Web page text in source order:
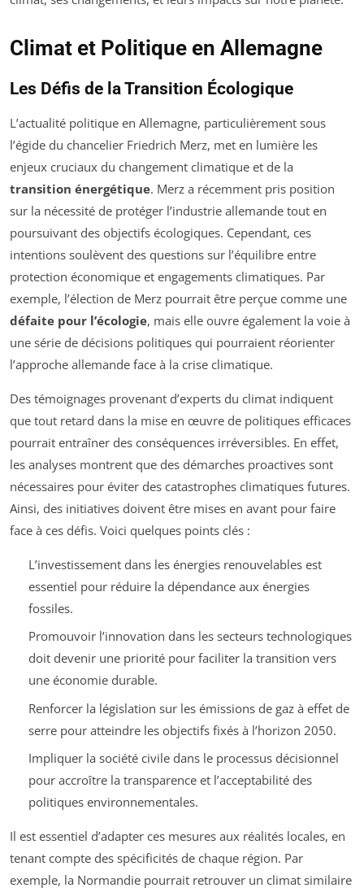
Climat et Politique en Allemagne
Les Défis de la Transition Écologique
L’actualité politique en Allemagne, particulièrement sous
l’égide du chancelier Friedrich Merz, met en lumière les
enjeux cruciaux du changement climatique et de la
transition énergétique. Merz a récemment pris position
sur la nécessité de protéger l’industrie allemande tout en
poursuivant des objectifs écologiques. Cependant, ces
intentions soulèvent des questions sur l’équilibre entre
protection économique et engagements climatiques. Par
exemple, l’élection de Merz pourrait être perçue comme une
défaite pour l’écologie, mais elle ouvre également la voie à
une série de décisions politiques qui pourraient réorienter
l’approche allemande face à la crise climatique.
Des témoignages provenant d’experts du climat indiquent
que tout retard dans la mise en œuvre de politiques efficaces
pourrait entraîner des conséquences irréversibles. En effet,
les analyses montrent que des démarches proactives sont
nécessaires pour éviter des catastrophes climatiques futures.
Ainsi, des initiatives doivent être mises en avant pour faire
face à ces défis. Voici quelques points clés :
L’investissement dans les énergies renouvelables est
essentiel pour réduire la dépendance aux énergies
fossiles.
Promouvoir l’innovation dans les secteurs technologiques
doit devenir une priorité pour faciliter la transition vers
une économie durable.
Renforcer la législation sur les émissions de gaz à effet de
serre pour atteindre les objectifs fixés à l’horizon 2050.
Impliquer la société civile dans le processus décisionnel
pour accroître la transparence et l’acceptabilité des
politiques environnementales.
Il est essentiel d’adapter ces mesures aux réalités locales, en
tenant compte des spécificités de chaque région. Par
exemple, la Normandie pourrait retrouver un climat similaire